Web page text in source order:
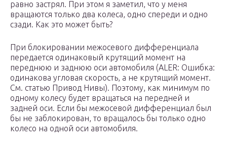
равно застрял. При этом я заметил, что у меня
вращаются только два колеса, одно спереди и одно
сзади. Как это может быть?
При блокировании межосевого дифференциала
передается одинаковый крутящий момент на
переднюю и заднюю оси автомобиля (ALER: Ошибка:
одинакова угловая скорость, а не крутящий момент.
См. статью Привод Нивы). Поэтому, как минимум по
одному колесу будет вращаться на передней и
задней оси. Если бы межосевой дифференциал был
бы не заблокирован, то вращалось бы только одно
колесо на одной оси автомобиля.